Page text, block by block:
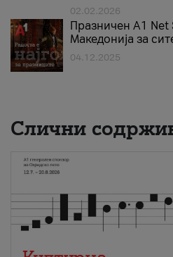
02.02.2026
Празничен A1 Net
Македонија за
04.12.2025
Слични